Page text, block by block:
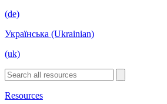
(de)
Українська (Ukrainian)
(uk)
Resources